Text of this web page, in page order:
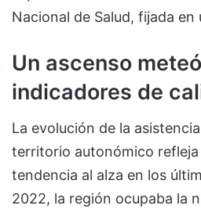
Nacional de Salud, fijada en
Un ascenso
indicadores de
La evolución de la
territorio autonómico
tendencia al alza en los
2022, la región ocupaba la